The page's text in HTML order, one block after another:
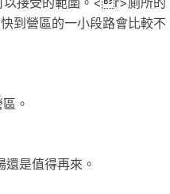
到營區的一小段路會比較不
。
是值得再來。